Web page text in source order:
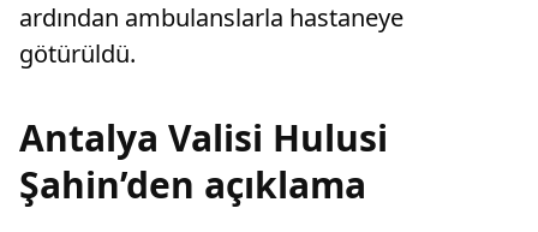
ardından ambulanslarla hastaneye
götürüldü.
Antalya Valisi Hulusi
Şahin’den açıklama